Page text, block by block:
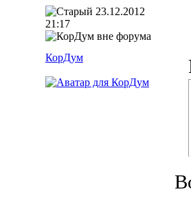
23.12.2012
21:17
КорДум